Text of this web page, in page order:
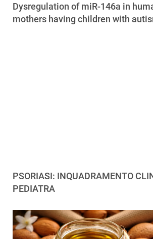
Dysregulation of miR-146a in
mothers having children with
PSORIASI: INQUADRAMENTO
PEDIATRA